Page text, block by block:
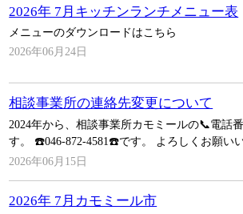
2026年 7月キッチンランチメニュー表
メニューのダウンロードはこちら
2026年06月24日
相談事業所の連絡先変更について
2024年から、相談事業所カモミールの📞電話
す。 ☎️046-872-4581☎️です。 よろしくお願い
2026年06月15日
2026年 7月カモミール市